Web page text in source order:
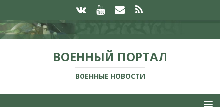
ВОЕННЫЙ ПОРТАЛ
ВОЕННЫЕ НОВОСТИ